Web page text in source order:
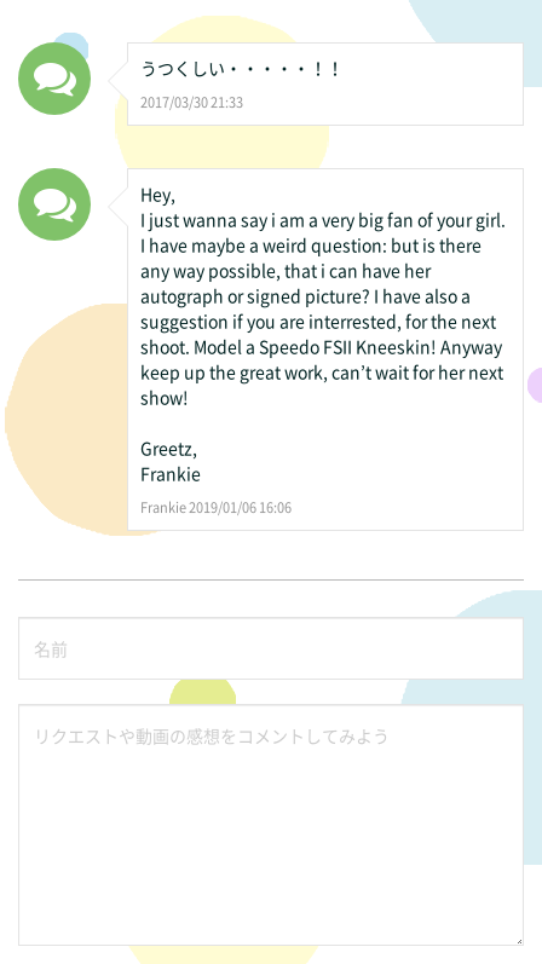
うつくしい・・・・・！！
2017/03/30 21:33
Hey,
I just wanna say i am a very big fan of your girl.
I have maybe a weird question: but is there
any way possible, that i can have her
autograph or signed picture? I have also a
suggestion if you are interrested, for the next
shoot. Model a Speedo FSII Kneeskin! Anyway
keep up the great work, can’t wait for her next
show!
Greetz,
Frankie
Frankie 2019/01/06 16:06